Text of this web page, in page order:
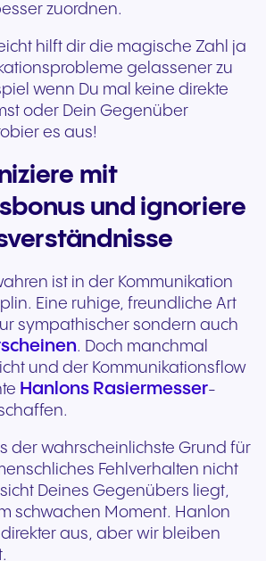
zuordnen.
hilft dir die magische Zahl ja
gelassener zu
wenn Du mal keine direkte
oder Dein Gegenüber
es aus!
mit
und ignoriere
ist in der Kommunikation
Eine ruhige, freundliche Art
sympathischer sondern auch
. Doch manchmal
und der Kommunikationsflow
Hanlons Rasiermesser-
der wahrscheinlichste Grund für
Fehlverhalten nicht
Deines Gegenübers liegt,
schwachen Moment. Hanlon
aus, aber wir bleiben